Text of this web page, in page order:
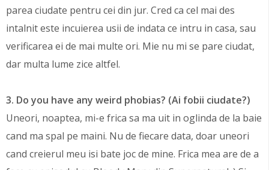
parea ciudate pentru cei din jur. Cred ca cel mai des
intalnit este incuierea usii de indata ce intru in casa, sau
verificarea ei de mai multe ori. Mie nu mi se pare ciudat,
dar multa lume zice altfel.
3. Do you have any weird phobias? (Ai fobii ciudate?)
Uneori, noaptea, mi-e frica sa ma uit in oglinda de la baie
cand ma spal pe maini. Nu de fiecare data, doar uneori
cand creierul meu isi bate joc de mine. Frica mea are de a